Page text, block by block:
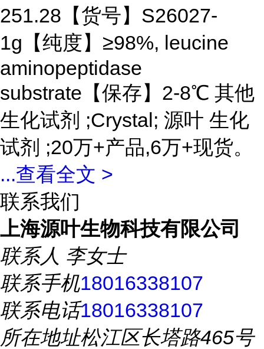
251.28【货号】S26027-
1g【纯度】≥98%, leucine
aminopeptidase
substrate【保存】2-8℃ 其他
生化试剂 ;Crystal; 源叶 生化
试剂 ;20万+产品,6万+现货。
...查看全文 >
联系我们
上海源叶生物科技有限公司
联系人 李女士
联系手机18016338107
联系电话18016338107
所在地址松江区长塔路465号